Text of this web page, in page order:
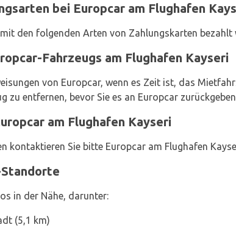
bei Europcar am Flughafen
den folgenden Arten von Zahlungskarten
Fahrzeugs am Flughafen Kayseri
von Europcar, wenn es Zeit ist, das
zu entfernen, bevor Sie es an Europcar
am Flughafen Kayseri
kontaktieren Sie bitte Europcar am Flughafen
in der Nähe, darunter:
(5,1 km)